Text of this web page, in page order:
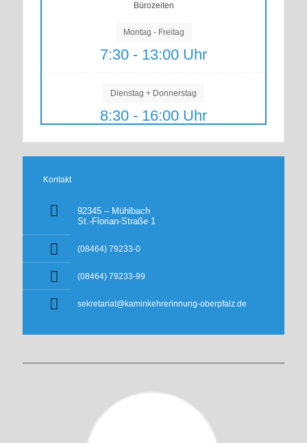
Bürozeiten
Montag - Freitag
7:30 - 13:00 Uhr
Dienstag + Donnerstag
8:30 - 16:00 Uhr
Kontakt
92345 – Mühlbach
St.-Florian-Straße 1
(08464) 79233-0
(08464) 79233-99
sekretariat@kaminkehrerinnung-oberpfalz.de